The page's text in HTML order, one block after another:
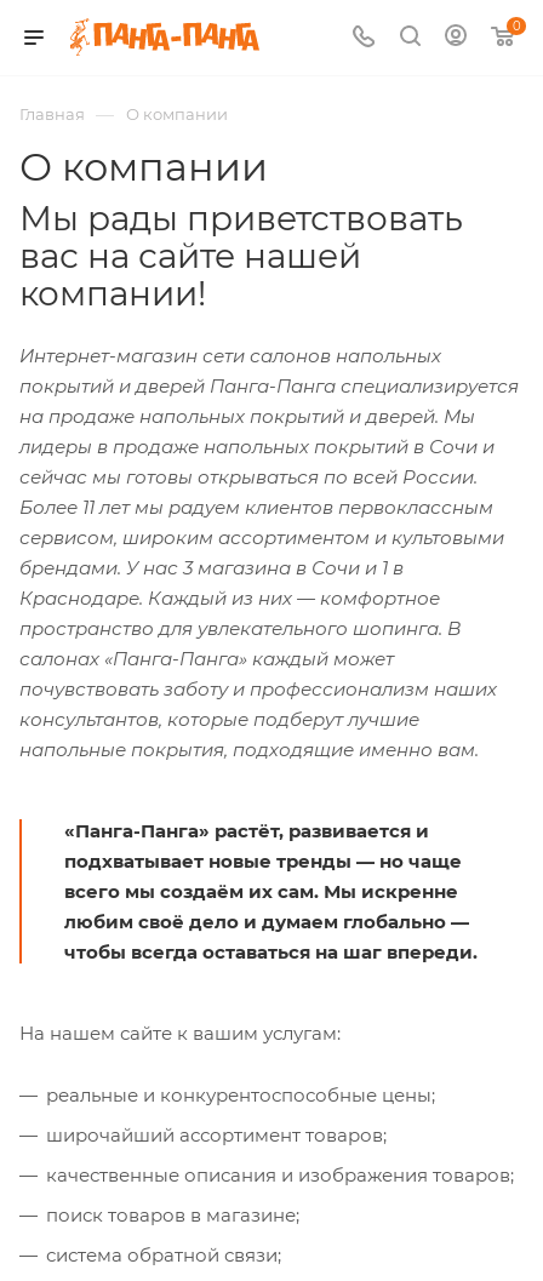
0
Главная — О компании
О компании
Мы рады приветствовать
вас на сайте нашей
компании!
Интернет-магазин сети салонов напольных
покрытий и дверей Панга-Панга специализируется
на продаже напольных покрытий и дверей. Мы
лидеры в продаже напольных покрытий в Сочи и
сейчас мы готовы открываться по всей России.
Более 11 лет мы радуем клиентов первоклассным
сервисом, широким ассортиментом и культовыми
брендами. У нас 3 магазина в Сочи и 1 в
Краснодаре. Каждый из них — комфортное
пространство для увлекательного шопинга. В
салонах «Панга-Панга» каждый может
почувствовать заботу и профессионализм наших
консультантов, которые подберут лучшие
напольные покрытия, подходящие именно вам.
«Панга-Панга» растёт, развивается и
подхватывает новые тренды — но чаще
всего мы создаём их сам. Мы искренне
любим своё дело и думаем глобально —
чтобы всегда оставаться на шаг впереди.
На нашем сайте к вашим услугам:
реальные и конкурентоспособные цены;
широчайший ассортимент товаров;
качественные описания и изображения товаров;
поиск товаров в магазине;
система обратной связи;